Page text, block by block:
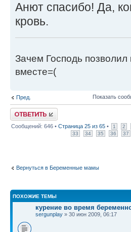
Анют спасибо! Да,
кровь.
Зачем Господь
вместе=(
Пред. Показать
Ответить
Сообщений: 646 • Страница 25 из 65 • 1 2
33
34 35 36 37
Вернуться в Беременные мамы
ПОХОЖИЕ ТЕМЫ
курение во время
sergunplay » 30 июн 2009, 06:17